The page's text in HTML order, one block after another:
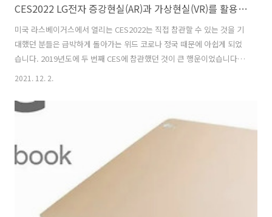
CES2022 LG전자 증강현실(AR)과 가상현실(VR)를 활용한 체험공간!! 하이브리드방식으로 참가
미국 라스베이거스에서 열리는 CES2022는 직접 참관할 수 있는 것을 기
대했던 분들은 급박하게 돌아가는 위드 코로나 정국 때문에 아쉽게 되었
습니다. 2019년도에 두 번째 CES에 참관했던 것이 큰 행운이었습니다.
이듬해 코로나가 발생했으니 말이죠. 올해는 LG전자의 경우 온라인과 오
도 다른 기업들도 하이브리드 방식으로 참가하지 않을까 싶습니다. 그런
데 메타버스로 진행한다는 소식에 없어 살짝 아쉬웠어요. 그리고 모바일
사업을 접은 이후 처음 맞이하는 CES행사라 어떻게 채울지 궁금했는데
요. 아무래도 가전제품을 위주로 준비하지 않았을까 싶네요. 라스베이거
스의 추억을 떠올리며 2013년도에 처음 CES2013에 직접 참관하기 위해
2021. 12. 2.